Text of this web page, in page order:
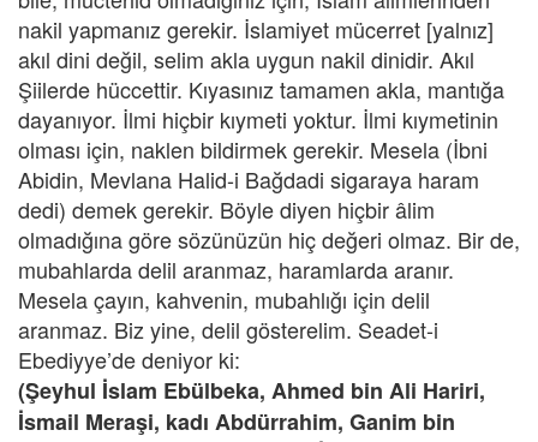
nakil yapmanız gerekir. İslamiyet mücerret [yalnız]
akıl dini değil, selim akla uygun nakil dinidir. Akıl
Şiilerde hüccettir. Kıyasınız tamamen akla, mantığa
dayanıyor. İlmi hiçbir kıymeti yoktur. İlmi kıymetinin
olması için, naklen bildirmek gerekir. Mesela (İbni
Abidin, Mevlana Halid-i Bağdadi sigaraya haram
dedi) demek gerekir. Böyle diyen hiçbir âlim
olmadığına göre sözünüzün hiç değeri olmaz. Bir de,
mubahlarda delil aranmaz, haramlarda aranır.
Mesela çayın, kahvenin, mubahlığı için delil
aranmaz. Biz yine, delil gösterelim. Seadet-i
Ebediyye’de deniyor ki:
(Şeyhul İslam Ebülbeka, Ahmed bin Ali Hariri,
İsmail Meraşi, kadı Abdürrahim, Ganim bin